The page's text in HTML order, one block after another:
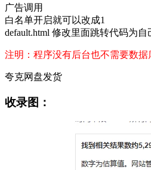
广告调用
白名单开启就可以改成1
default.html 修改里面跳转代码为自
注明：程序没有后台也不需要数据
夸克网盘发货
收录图：